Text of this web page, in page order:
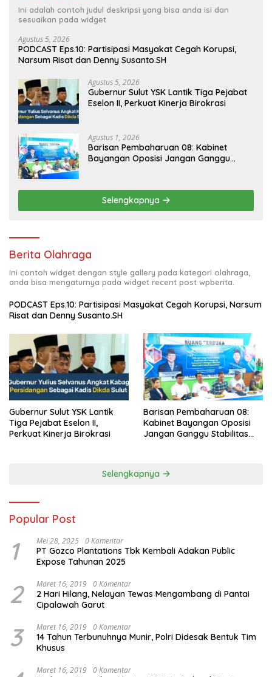
Ini adalah contoh judul deskripsi yang bisa anda isi dan
sesuaikan pada widget
Agustus 5, 2026
PODCAST Eps.10: Partisipasi Masyakat Cegah Korupsi,
Narsum Risat dan Denny Susanto.SH
Agustus 5, 2026
Gubernur Sulut YSK Lantik Tiga Pejabat
Eselon II, Perkuat Kinerja Birokrasi
Agustus 1, 2026
Barisan Pembaharuan 08: Kabinet
Bayangan Oposisi Jangan Ganggu
Selengkapnya
Berita Olahraga
Ini contoh widget dengan style gallery pada kategori olahraga,
anda bisa mengaturnya pada widget recent post wpberita.
PODCAST Eps.10: Partisipasi Masyakat Cegah Korupsi, Narsum
Risat dan Denny Susanto.SH
Gubernur Sulut YSK Lantik
Tiga Pejabat Eselon II,
Perkuat Kinerja Birokrasi
Barisan Pembaharuan 08:
Kabinet Bayangan Oposisi
Jangan Ganggu Stabilitas
Selengkapnya
Popular Post
1 Mei 28, 2025 0 Komentar
PT Gozco Plantations Tbk Kembali Adakan Public
Expose Tahunan 2025
2 Maret 16, 2019 0 Komentar
2 Hari Hilang, Nelayan Tewas Mengambang di Pantai
Cipalawah Garut
3 Maret 16, 2019 0 Komentar
14 Tahun Terbunuhnya Munir, Polri Didesak Bentuk Tim
Khusus
Maret 16, 2019 0 Komentar